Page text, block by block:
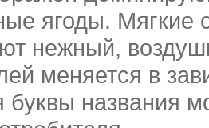
ягоды.
нежный,
меняется в
буквы названия